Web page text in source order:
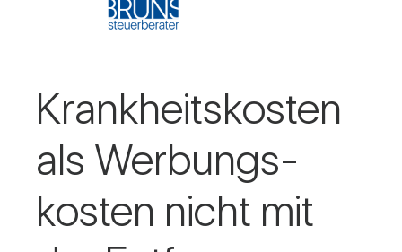
Krank­heits­kosten
als Wer­bungs­
kosten nicht mit